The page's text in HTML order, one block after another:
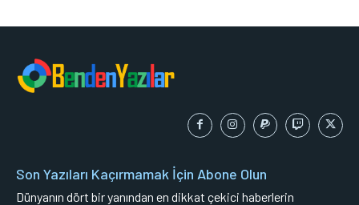
Son Yazıları Kaçırmamak İçin Abone Olun
Dünyanın dört bir yanından en dikkat çekici haberlerin